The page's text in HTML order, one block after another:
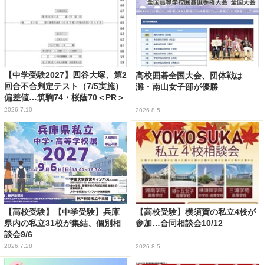
【中学受験2027】四谷大塚、第2
回合不合判定テスト（7/5実施）
偏差値…筑駒74・桜蔭70＜PR＞
2026.7.10
高校囲碁全国大会、団体戦は
灘・南山女子部が優勝
2026.8.5
【高校受験】【中学受験】兵庫
県内の私立31校が集結、個別相
談会9/6
2026.7.28
【高校受験】横須賀の私立4校が
参加…合同相談会10/12
2026.8.5